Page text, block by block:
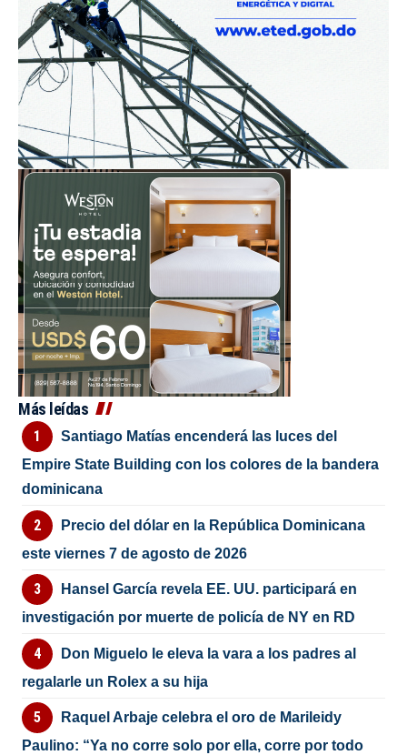
Más leídas
Santiago Matías encenderá las luces del
Empire State Building con los colores de la bandera
dominicana
Precio del dólar en la República Dominicana
este viernes 7 de agosto de 2026
Hansel García revela EE. UU. participará en
investigación por muerte de policía de NY en RD
Don Miguelo le eleva la vara a los padres al
regalarle un Rolex a su hija
Raquel Arbaje celebra el oro de Marileidy
Paulino: “Ya no corre solo por ella, corre por todo